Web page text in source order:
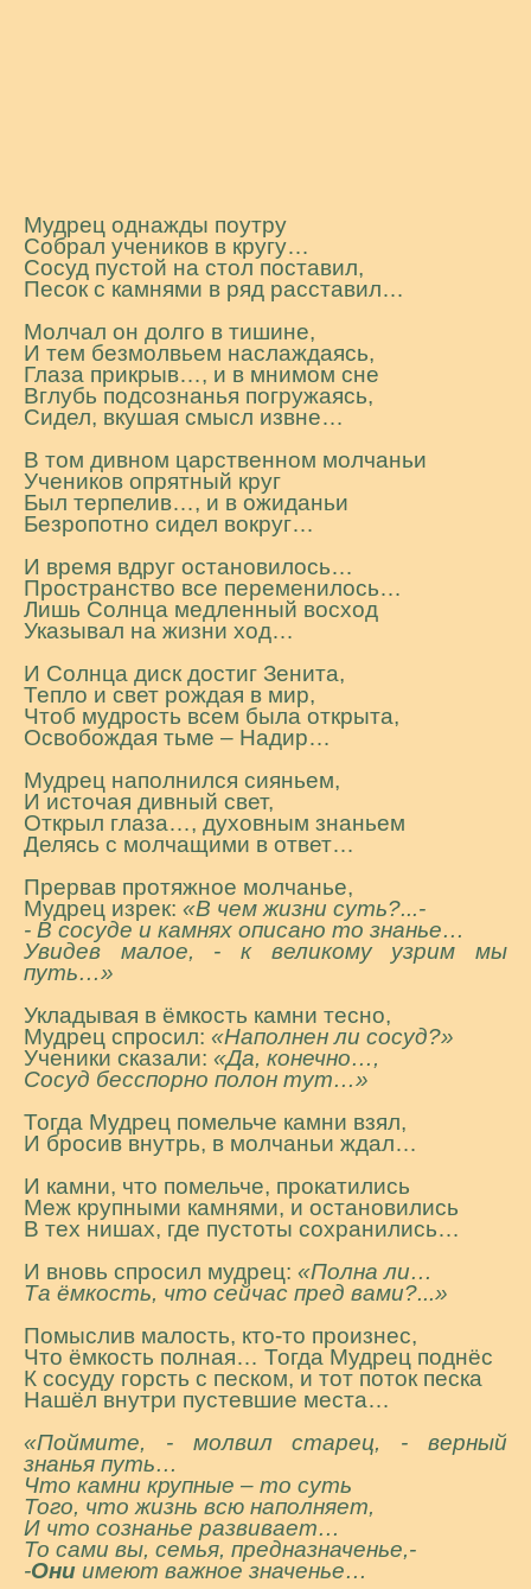
Мудрец однажды поутру
Собрал учеников в кругу…
Сосуд пустой на стол поставил,
Песок с камнями в ряд расставил…
Молчал он долго в тишине,
И тем безмолвьем наслаждаясь,
Глаза прикрыв…, и в мнимом сне
Вглубь подсознанья погружаясь,
Сидел, вкушая смысл извне…
В том дивном царственном молчаньи
Учеников опрятный круг
Был терпелив…, и в ожиданьи
Безропотно сидел вокруг…
И время вдруг остановилось…
Пространство все переменилось…
Лишь Солнца медленный восход
Указывал на жизни ход…
И Солнца диск достиг Зенита,
Тепло и свет рождая в мир,
Чтоб мудрость всем была открыта,
Освобождая тьме – Надир…
Мудрец наполнился сияньем,
И источая дивный свет,
Открыл глаза…, духовным знаньем
Делясь с молчащими в ответ…
Прервав протяжное молчанье,
Мудрец изрек: «В чем жизни суть?...-
- В сосуде и камнях описано то знанье…
Увидев малое, - к великому узрим мы
путь…»
Укладывая в ёмкость камни тесно,
Мудрец спросил: «Наполнен ли сосуд?»
Ученики сказали: «Да, конечно…,
Сосуд бесспорно полон тут…»
Тогда Мудрец помельче камни взял,
И бросив внутрь, в молчаньи ждал…
И камни, что помельче, прокатились
Меж крупными камнями, и остановились
В тех нишах, где пустоты сохранились…
И вновь спросил мудрец: «Полна ли…
Та ёмкость, что сейчас пред вами?...»
Помыслив малость, кто-то произнес,
Что ёмкость полная… Тогда Мудрец поднёс
К сосуду горсть с песком, и тот поток песка
Нашёл внутри пустевшие места…
«Поймите, - молвил старец, - верный
знанья путь…
Что камни крупные – то суть
Того, что жизнь всю наполняет,
И что сознанье развивает…
То сами вы, семья, предназначенье,-
-Они имеют важное значенье…